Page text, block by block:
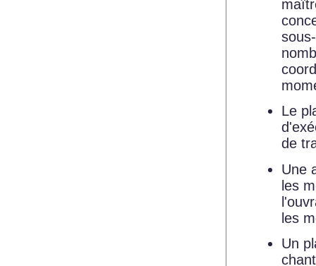
Le
de
Une
les
les
Un